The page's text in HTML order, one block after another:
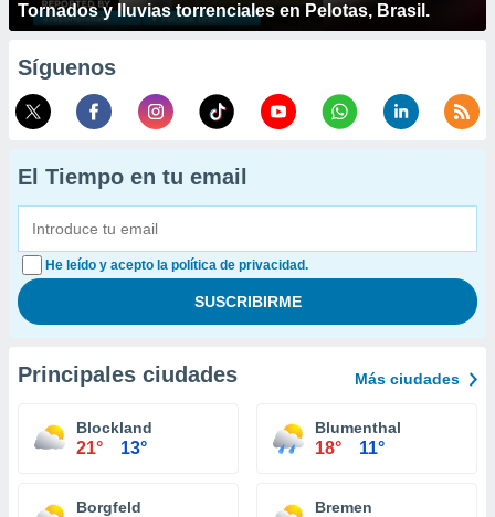
Tornados y lluvias torrenciales en Pelotas, Brasil.
Síguenos
El Tiempo en tu email
He leído y acepto la política de privacidad.
Principales ciudades Más ciudades
Blockland
21° 13°
Blumenthal
18° 11°
Borgfeld Bremen